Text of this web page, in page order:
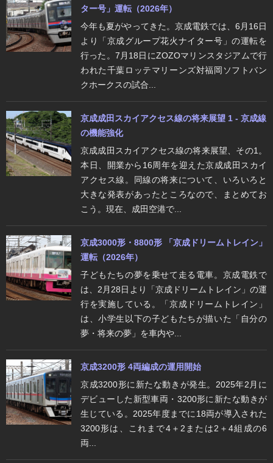
ター号」運転（2026年）
今年も夏がやってきた。京成電鉄では、6月16日
より「京成グループ花火ナイター号」の運転を
行った。7月18日にZOZOマリンスタジアムで行
われた千葉ロッテマリーンズ対福岡ソフトバン
クホークスの試合...
京成成田スカイアクセス線の将来展望 1 - 京成線
の機能強化
京成成田スカイアクセス線の将来展望、その1。
本日、開業から16周年を迎えた京成成田スカイ
アクセス線。同線の将来について、いろいろと
大きな発表があったところなので、まとめてお
こう。現在、成田空港で...
京成3000形・8800形 「京成ドリームトレイン」
運転（2026年）
子どもたちの夢を乗せて走る電車。京成電鉄で
は、2月28日より「京成ドリームトレイン」の運
行を実施している。「京成ドリームトレイン」
は、小学生以下の子どもたちが描いた「自分の
夢・将来の夢」を車内や...
京成3200形 4両編成の運用開始
京成3200形に新たな動きが発生。2025年2月に
デビューした新型車両・3200形に新たな動きが
生じている。2025年度までに18両が導入された
3200形は、これまで4＋2または2＋4組成の6
両...